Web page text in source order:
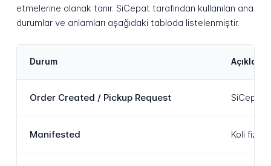
etmelerine olanak tanır. SiCepat tarafından kullanılan ana
durumlar ve anlamları aşağıdaki tabloda listelenmiştir.
Durum Açıklama
Order Created / Pickup Request SiCepat
Manifested Koli